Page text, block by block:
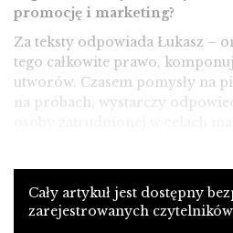
promocję i marketing?
Za teksty odpowiada Łukasz –
tego całkowite prawo,
utworów. Czasem pomysły na
na próbach, wystarczy
menadżera – liczymy na taką
pewnych progów sami nie
koncertów potrzebna jest
Cały artykuł jest dostępny
zarejestrowanych